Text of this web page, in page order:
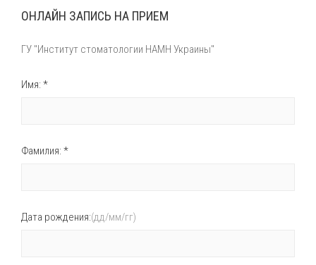
ОНЛАЙН ЗАПИСЬ НА ПРИЕМ
ГУ "Институт стоматологии НАМН Украины"
Имя: *
Фамилия: *
Дата рождения:(дд/мм/гг)